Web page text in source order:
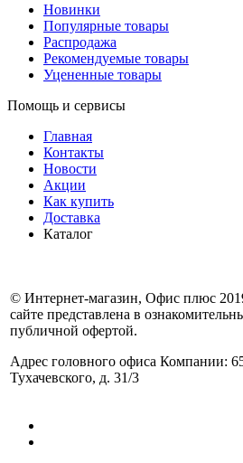
Новинки
Популярные товары
Распродажа
Рекомендуемые товары
Уцененные товары
Помощь и сервисы
Главная
Контакты
Новости
Акции
Как купить
Доставка
Каталог
© Интернет-магазин, Офис плюс
сайте представлена в
публичной офертой.
Адрес головного офиса Компании:
Тухачевского, д. 31/3